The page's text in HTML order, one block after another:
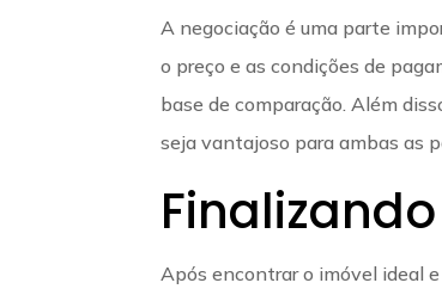
A negociação é uma parte
o preço e as condições de
base de comparação. Além
seja vantajoso para ambas as
Após encontrar o imóvel ideal